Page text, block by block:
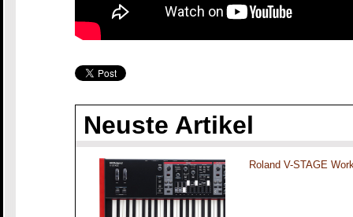
Neuste Artikel
Roland V-STAGE